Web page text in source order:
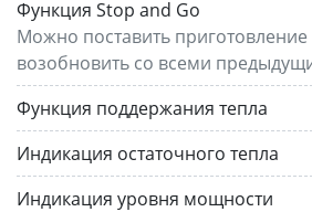
Функция Stop and Go
Можно поставить приготовление
возобновить со всеми
Функция поддержания тепла
Индикация остаточного тепла
Индикация уровня мощности